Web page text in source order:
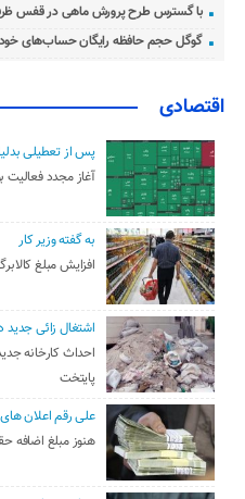
با گسترس طرح پرورش ماهی در قفس
گوگل حجم حافظه رایگان حساب‌های
اقتصادی
پس از تعطیلی
آغاز مجدد فعالیت بورس با
به گفته وزیر کار
افزایش مبلغ
اشتغال زائی جدید
احداث کارخانه
پایتخت
علی رقم اعلان
هنوز مبلغ اضافه